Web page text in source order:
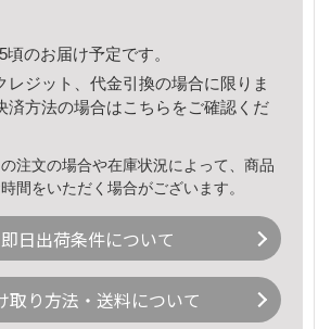
頃のお届け予定です。
レジット、代金引換の場合に限りま
済方法の場合はこちら をご確認くだ
注文の場合や在庫状況によって、商品
間をいただく場合がございます。
即日出荷条件について
取り方法・送料について